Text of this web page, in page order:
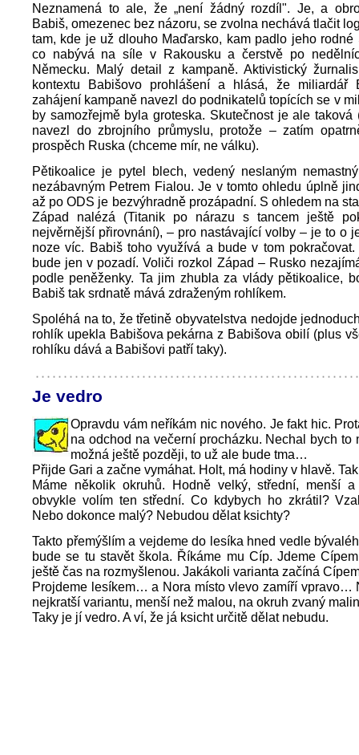
Neznamená to ale, že „není žádný rozdíl". Je, a
Babiš, omezenec bez názoru, se zvolna nechává tlačit
tam, kde je už dlouho Maďarsko, kam padlo jeho rodné
co nabývá na síle v Rakousku a čerstvě po
Německu. Malý detail z kampaně. Aktivistický
kontextu Babišovo prohlášení a hlásá, že miliardář
zahájení kampaně navezl do podnikatelů topících se v
by samozřejmě byla groteska. Skutečnost je ale taková
navezl do zbrojního průmyslu, protože – zatím
prospěch Ruska (chceme mír, ne válku).
Pětikoalice je pytel blech, vedený neslaným
nezábavným Petrem Fialou. Je v tomto ohledu úplně
až po ODS je bezvýhradně prozápadní. S ohledem na
Západ nalézá (Titanik po nárazu s tancem ještě
nejvěrnější přirovnání), – pro nastávající volby – je to o
noze víc. Babiš toho využívá a bude v tom
bude jen v pozadí. Voliči rozkol Západ – Rusko
podle peněženky. Ta jim zhubla za vlády pětikoalice,
Babiš tak srdnatě mává zdraženým rohlíkem.
Spoléhá na to, že třetině obyvatelstva nedojde
rohlík upekla Babišova pekárna z Babišova obilí (plus
rohlíku dává a Babišovi patří taky).
Je vedro
Opravdu vám neříkám nic nového. Je fakt hic.
na odchod na večerní procházku. Nechal bych
možná ještě později, to už ale bude tma…
Přijde Gari a začne vymáhat. Holt, má hodiny v hlavě.
Máme několik okruhů. Hodně velký, střední, menší
obvykle volím ten střední. Co kdybych ho zkrátil?
Nebo dokonce malý? Nebudou dělat ksichty?
Takto přemýšlím a vejdeme do lesíka hned vedle
bude se tu stavět škola. Říkáme mu Cíp. Jdeme
ještě čas na rozmyšlenou. Jakákoli varianta začíná
Projdeme lesíkem… a Nora místo vlevo zamíří vpravo…
nejkratší variantu, menší než malou, na okruh zvaný
Taky je jí vedro. A ví, že já ksicht určitě dělat nebudu.